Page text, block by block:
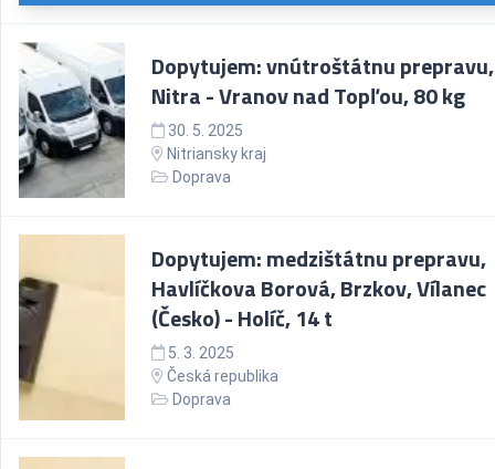
Dopytujem: vnútroštátnu prepravu,
Nitra - Vranov nad Topľou, 80 kg
30. 5. 2025
Nitriansky kraj
Doprava
Dopytujem: medzištátnu prepravu,
Havlíčkova Borová, Brzkov, Vílanec
(Česko) - Holíč, 14 t
5. 3. 2025
Česká republika
Doprava